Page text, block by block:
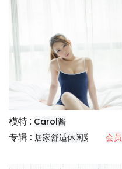
模特 : Carol酱
专辑 : 居家舒适休闲穿搭分享
会员